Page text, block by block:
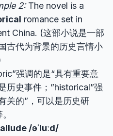
2:The novel is a
romance set in
China. (这部小说是一部
古代为背景的历史言情小
强调的是“具有重要意
历史事件；”historical”强
关的”，可以是历史研
/əˈluːd/